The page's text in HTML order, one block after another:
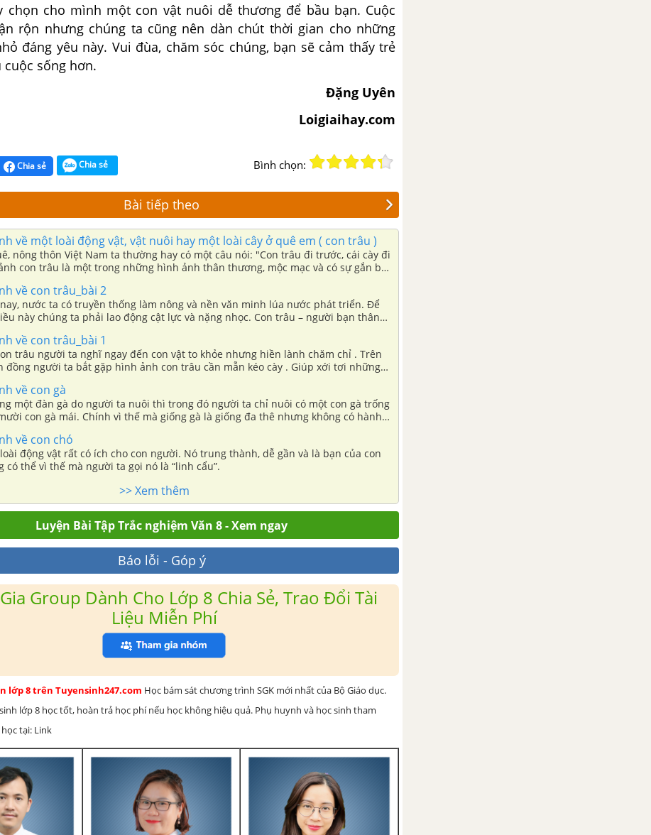
chọn cho mình một con vật nuôi dễ thương để bầu bạn. Cuộc
rộn nhưng chúng ta cũng nên dàn chút thời gian cho những
đáng yêu này. Vui đùa, chăm sóc chúng, bạn sẽ cảm thấy trẻ
cuộc sống hơn.
Đặng Uyên
Loigiaihay.com
Chia sẻ Chia sẻ Bình chọn:
Bài tiếp theo
về một loài động vật, vật nuôi hay một loài cây ở quê em ( con trâu )
nông thôn Việt Nam ta thường hay có một câu nói: "Con trâu đi trước, cái cày đi
con trâu là một trong những hình ảnh thân thương, mộc mạc và có sự gắn bó
về con trâu_bài 2
nước ta có truyền thống làm nông và nền văn minh lúa nước phát triển. Để
này chúng ta phải lao động cật lực và nặng nhọc. Con trâu – người bạn thân
chung vui niềm vui ngày được mùa. Con vật này đã trở thành thân thuộc và
ở làng quê Việt Nam.
về con trâu_bài 1
trâu người ta nghĩ ngay đến con vật to khỏe nhưng hiền lành chăm chỉ . Trên
đồng người ta bắt gặp hình ảnh con trâu cần mẫn kéo cày . Giúp xới tơi những
về con gà
một đàn gà do người ta nuôi thì trong đó người ta chỉ nuôi có một con gà trống
con gà mái. Chính vì thế mà giống gà là giống đa thê nhưng không có hành
về con chó
động vật rất có ích cho con người. Nó trung thành, dễ gần và là bạn của con
có thể vì thế mà người ta gọi nó là “linh cẩu”.
>> Xem thêm
Luyện Bài Tập Trắc nghiệm Văn 8 - Xem ngay
Báo lỗi - Góp ý
Group Dành Cho Lớp 8 Chia Sẻ, Trao Đổi Tài
Liệu Miễn Phí
lớp 8 trên Tuyensinh247.com Học bám sát chương trình SGK mới nhất của Bộ Giáo dục.
lớp 8 học tốt, hoàn trả học phí nếu học không hiệu quả. Phụ huynh và học sinh tham
tại: Link